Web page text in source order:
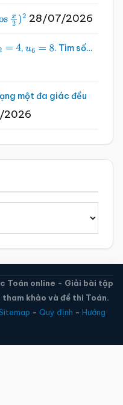
x2 )2 28/07/2026
=4 , u6 =8 . Tìm số…
một đa giác đều
2026
Toán online - Giải bài tập
khảo và đề thi Toán.
- Quy định - Hướng